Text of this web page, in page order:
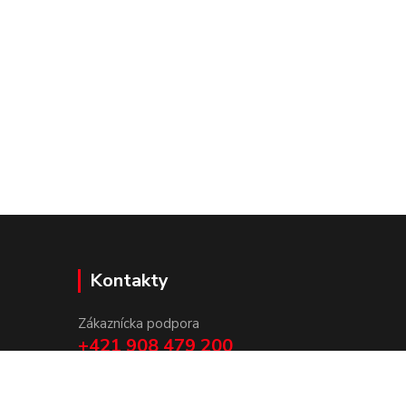
Kontakty
Zákaznícka podpora
+421 908 479 200